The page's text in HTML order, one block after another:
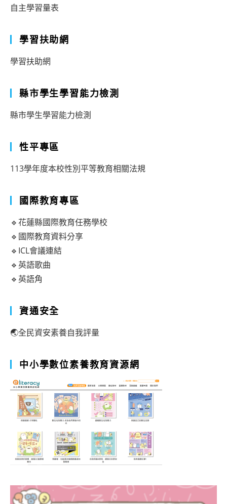
自主學習量表
學習扶助網
學習扶助網
縣市學生學習能力檢測
縣市學生學習能力檢測
性平專區
113學年度本校性別平等教育相關法規
國際教育專區
🔹花蓮縣國際教育任務學校
🔹國際教育資料分享
🔹ICL會議連結
🔹英語歌曲
🔹英語角
資通安全
🌏全民資安素養自我評量
中小學數位素養教育資源網